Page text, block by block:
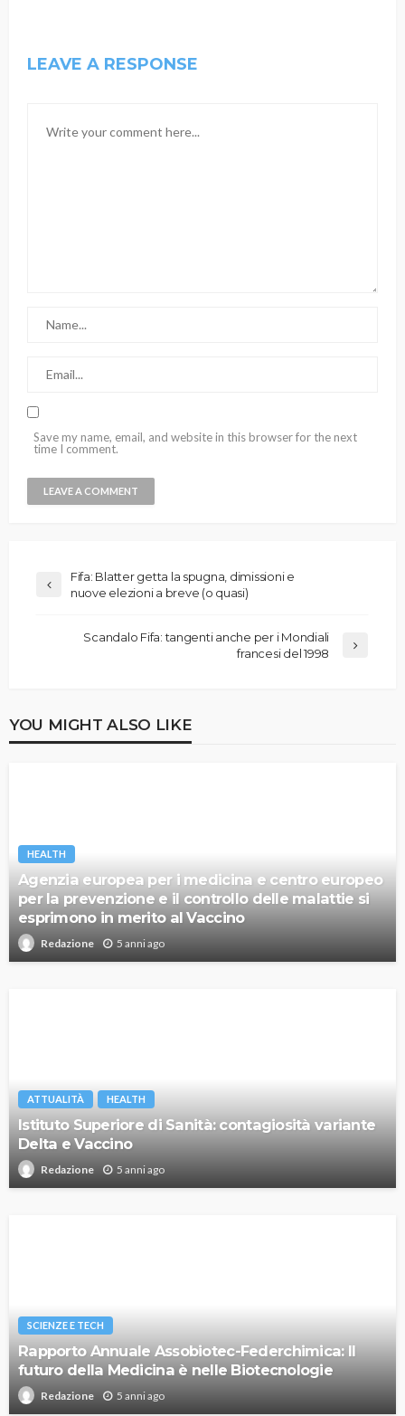
LEAVE A RESPONSE
Save my name, email, and website in this browser for the next
time I comment.
Fifa: Blatter getta la spugna, dimissioni e
nuove elezioni a breve (o quasi)
Scandalo Fifa: tangenti anche per i Mondiali
francesi del 1998
YOU MIGHT ALSO LIKE
HEALTH
Agenzia europea per i medicina e centro europeo
per la prevenzione e il controllo delle malattie si
esprimono in merito al Vaccino
Redazione 5 anni ago
ATTUALITÀ HEALTH
Istituto Superiore di Sanità: contagiosità variante
Delta e Vaccino
Redazione 5 anni ago
SCIENZE E TECH
Rapporto Annuale Assobiotec-Federchimica: Il
futuro della Medicina è nelle Biotecnologie
Redazione 5 anni ago